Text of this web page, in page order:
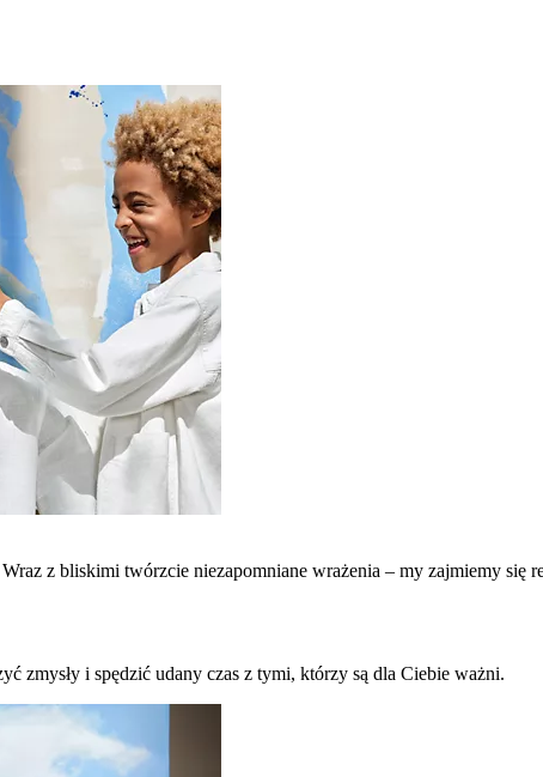
z bliskimi twórzcie niezapomniane wrażenia – my zajmiemy się
zmysły i spędzić udany czas z tymi, którzy są dla Ciebie ważni.